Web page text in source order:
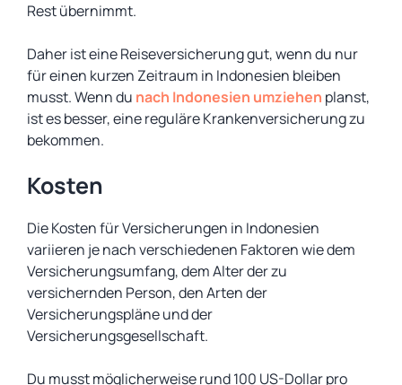
Rest übernimmt.
Daher ist eine Reiseversicherung gut, wenn du nur
für einen kurzen Zeitraum in Indonesien bleiben
musst. Wenn du nach Indonesien umziehen planst,
ist es besser, eine reguläre Krankenversicherung zu
bekommen.
Kosten
Die Kosten für Versicherungen in Indonesien
variieren je nach verschiedenen Faktoren wie dem
Versicherungsumfang, dem Alter der zu
versichernden Person, den Arten der
Versicherungspläne und der
Versicherungsgesellschaft.
Du musst möglicherweise rund 100 US-Dollar pro